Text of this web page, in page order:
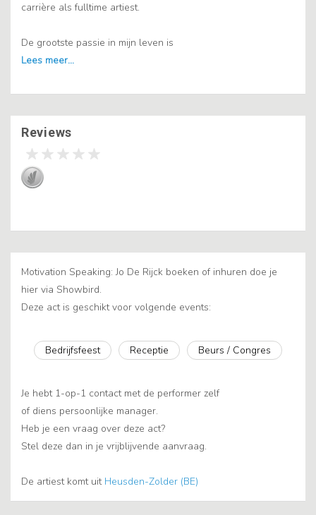
carrière als fulltime artiest.
De grootste passie in mijn leven is
Reviews
Motivation Speaking: Jo De Rijck boeken of inhuren doe je
hier via Showbird.
Deze act is geschikt voor volgende events:
Bedrijfsfeest Receptie Beurs / Congres
Je hebt 1-op-1 contact met de performer zelf
of diens persoonlijke manager.
Heb je een vraag over deze act?
Stel deze dan in je vrijblijvende aanvraag.
De artiest komt uit Heusden-Zolder (BE)